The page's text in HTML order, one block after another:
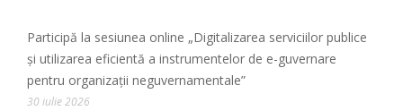
Participă la sesiunea online „Digitalizarea serviciilor publice
și utilizarea eficientă a instrumentelor de e-guvernare
pentru organizații neguvernamentale”
30 iulie 2026